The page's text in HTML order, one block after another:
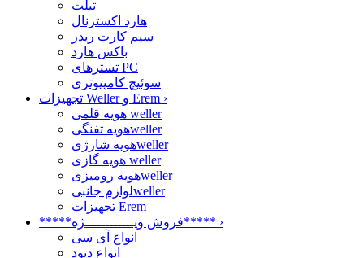
تبلت
هارد اکسترنال
سیم کارت ریدر
باکس هارد
تسترهای PC
سوئیچ کامپیوتری
تجهیزات Weller و Erem ›
هویه قلمی weller
هویه تفنگیweller
هویه شارژیweller
هویه گازی weller
هویه رومیزیweller
لوازم جانبیweller
تجهیزات Erem
*****فروش ویــــــــــــژه***** ›
انواع آی سی
انواع دیود